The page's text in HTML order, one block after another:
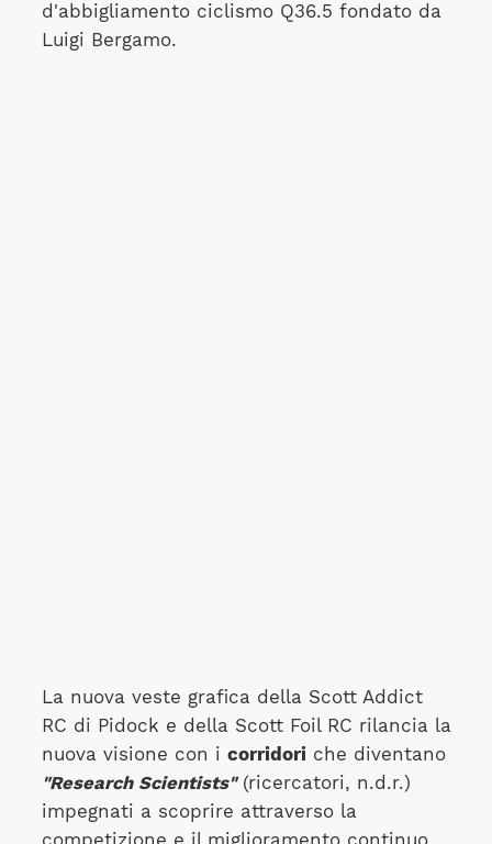
d'abbigliamento ciclismo Q36.5 fondato da
Luigi Bergamo.
La nuova veste grafica della Scott Addict
RC di Pidock e della Scott Foil RC rilancia la
nuova visione con i corridoriche diventano
"Research Scientists"(ricercatori, n.d.r.)
impegnati a scoprire attraverso la